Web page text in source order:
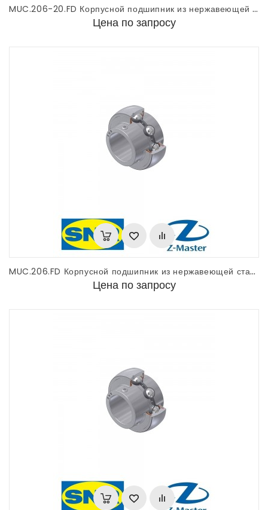
MUC.206-20.FD Корпусной подшипник из нержавеющей стали SNR
Цена по запросу
MUC.206.FD Корпусной подшипник из нержавеющей стали SNR
Цена по запросу